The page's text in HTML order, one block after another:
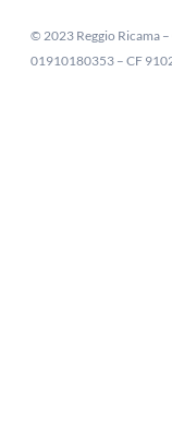
© 2023 Reggio Ricama
01910180353 – CF